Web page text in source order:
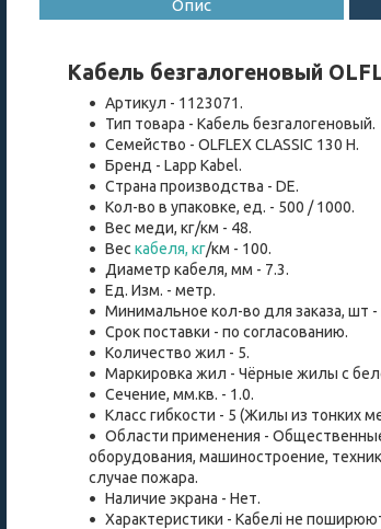
Опис
Кабель безгалогеновый
Артикул - 1123071.
Тип товара - Кабель безгалогеновый.
Семейство - OLFLEX CLASSIC 130 H.
Бренд - Lapp Kabel.
Страна производства - DE.
Кол-во в упаковке, ед. - 500 / 1000.
Вес меди, кг/км - 48.
Вес кабеля, кг/км - 100.
Диаметр кабеля, мм - 7.3.
Ед. Изм. - метр.
Минимальное кол-во для заказа, шт -
Срок поставки - по согласованию.
Количество жил - 5.
Маркировка жил - Чёрные жилы с
Сечение, мм.кв. - 1.0.
Класс гибкости - 5 (Жилы из тонких
Области применения -
оборудования, машиностроение,
случае пожара.
Наличие экрана - Нет.
Характеристики - Кабелі не